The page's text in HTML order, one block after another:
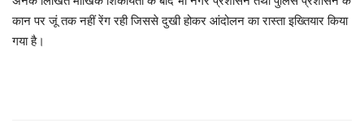
कान पर जूं तक नहीं रेंग रही जिससे दुखी होकर आंदोलन का रास्ता इख्तियार किया
गया है।